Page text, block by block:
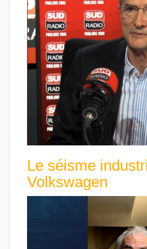
Le séisme
Volkswagen